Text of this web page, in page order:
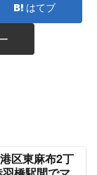
May 23,